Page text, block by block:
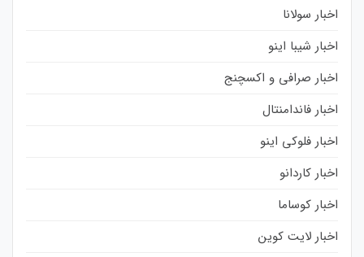
اخبار سولانا
اخبار شیبا اینو
اخبار صرافی و اکسچنج
اخبار فاندامنتال
اخبار فلوکی اینو
اخبار کاردانو
اخبار کوساما
اخبار لایت کوین